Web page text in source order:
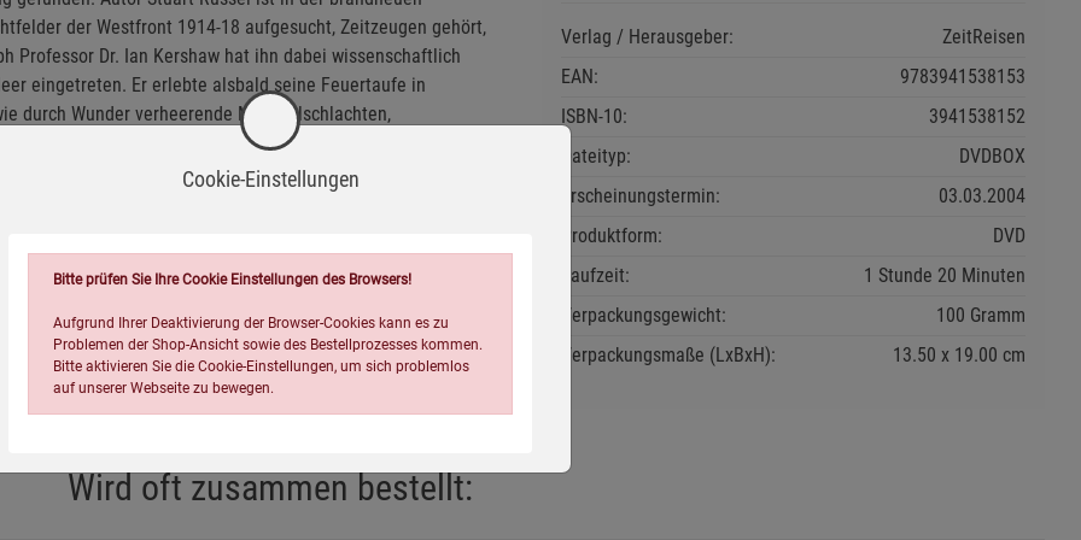
der Westfront 1914-18 aufgesucht, Zeitzeugen gehört,
Professor Dr. Ian Kershaw hat ihn dabei wissenschaftlich
eingetreten. Er erlebte alsbald seine Feuertaufe in
durch Wunder verheerende Materialschlachten,
Die ganze Grausamkeit des Krieges, schließlich der
deutlich: Das Phänomen Hitler in seiner späteren
nicht vorstellbar.
Verlag / Herausgeber:
ZeitReisen
EAN:
9783941538153
ISBN-10:
3941538152
Dateityp:
DVDBOX
Erscheinungstermin:
03.03.2004
Produktform:
DVD
Laufzeit:
1 Stunde 20 Minuten
Verpackungsgewicht:
100 Gramm
Verpackungsmaße (LxBxH):
13.50 19.00 cm
Wird oft zusammen bestellt:
Cookie-Einstellungen
Bitte prüfen Sie Ihre Cookie Einstellungen des Browsers!
Aufgrund Ihrer Deaktivierung der Browser-Cookies kann es zu
Problemen der Shop-Ansicht sowie des Bestellprozesses kommen.
Bitte aktivieren Sie die Cookie-Einstellungen, um sich problemlos
auf unserer Webseite zu bewegen.